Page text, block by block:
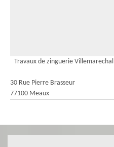
Travaux de zinguerie Villemarechal
30 Rue Pierre Brasseur
77100 Meaux